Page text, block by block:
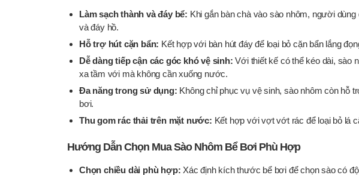
Làm sạch thành và đáy bể: Khi gắn bàn chà vào sào nhôm, người
và đáy hồ.
Hỗ trợ hút cặn bẩn: Kết hợp với bàn hút đáy để loại bỏ cặn bẩn lắng
Dễ dàng tiếp cận các góc khó vệ sinh:Với thiết kế có thể kéo dài, sào
xa tầm với mà không cần xuống nước.
Đa năng trong sử dụng: Không chỉ phục vụ vệ sinh, sào nhôm còn hỗ
bơi.
Thu gom rác thải trên mặt nước: Kết hợp với vợt vớt rác để loại bỏ lá
Hướng Dẫn Chọn Mua Sào Nhôm Bể Bơi Phù Hợp
Chọn chiều dài phù hợp: Xác định kích thước bể bơi để chọn sào có